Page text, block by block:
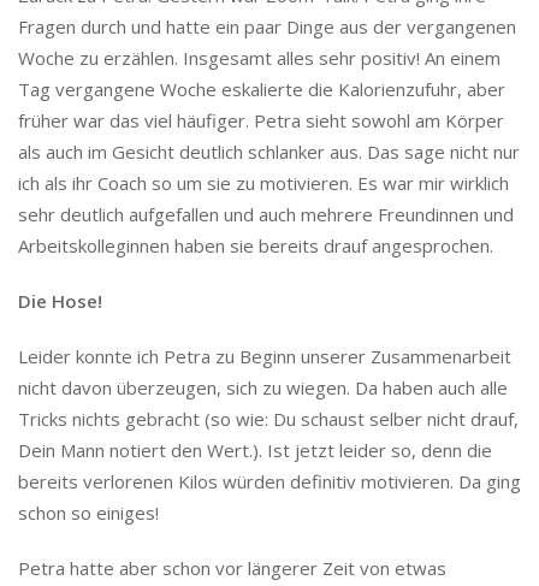
Fragen durch und hatte ein paar Dinge aus der vergangenen
Woche zu erzählen. Insgesamt alles sehr positiv! An einem
Tag vergangene Woche eskalierte die Kalorienzufuhr, aber
früher war das viel häufiger. Petra sieht sowohl am Körper
als auch im Gesicht deutlich schlanker aus. Das sage nicht nur
ich als ihr Coach so um sie zu motivieren. Es war mir wirklich
sehr deutlich aufgefallen und auch mehrere Freundinnen und
Arbeitskolleginnen haben sie bereits drauf angesprochen.
Die Hose!
Leider konnte ich Petra zu Beginn unserer Zusammenarbeit
nicht davon überzeugen, sich zu wiegen. Da haben auch alle
Tricks nichts gebracht (so wie: Du schaust selber nicht drauf,
Dein Mann notiert den Wert.). Ist jetzt leider so, denn die
bereits verlorenen Kilos würden definitiv motivieren. Da ging
schon so einiges!
Petra hatte aber schon vor längerer Zeit von etwas